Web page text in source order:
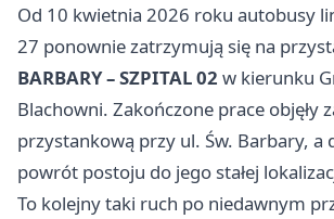
Od 10 kwietnia 2026 roku autobusy
27 ponownie zatrzymują się na
BARBARY – SZPITAL 02 w kierunku
Blachowni. Zakończone prace objęły
przystankową przy ul. Św. Barbary, a
powrót postoju do jego stałej
To kolejny taki ruch po niedawnym